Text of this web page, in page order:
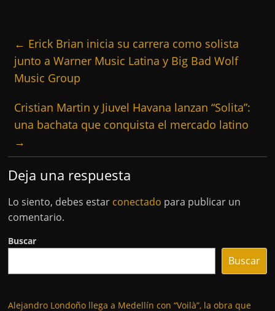
← Erick Brian inicia su carrera como solista
junto a Warner Music Latina y Big Bad Wolf
Music Group
Cristian Martin y Jiuvel Havana lanzan “Solita”:
una bachata que conquista el mercado latino
→
Deja una respuesta
Lo siento, debes estar conectado para publicar un
comentario.
Buscar
Buscar
Alejandro Londoño llega a Medellín con “Voilà”, la obra que